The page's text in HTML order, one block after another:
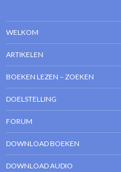
WELKOM
ARTIKELEN
BOEKEN LEZEN – ZOEKEN
DOELSTELLING
FORUM
DOWNLOAD BOEKEN
DOWNLOAD AUDIO